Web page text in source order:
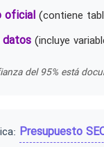
oficial(contiene
(incluye
del 95% está
Presupuesto